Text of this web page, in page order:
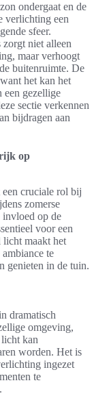
ondergaat en de
verlichting een
sfeer.
niet alleen
maar verhoogt
buitenruimte. De
het kan het
een gezellige
sectie verkennen
bijdragen aan
op
cruciale rol bij
zomerse
invloed op de
voor een
licht maakt het
te
genieten in de tuin.
dramatisch
omgeving,
kan
worden. Het is
ingezet
te